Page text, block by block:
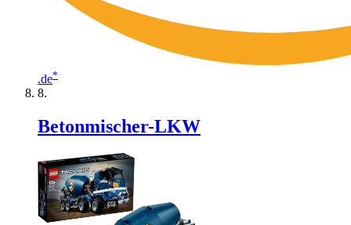
.de*
Betonmischer-LKW